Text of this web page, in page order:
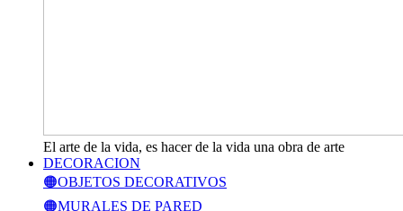
El arte de la vida, es hacer de la vida una obra de arte
DECORACION
🟠OBJETOS DECORATIVOS
🟠MURALES DE PARED